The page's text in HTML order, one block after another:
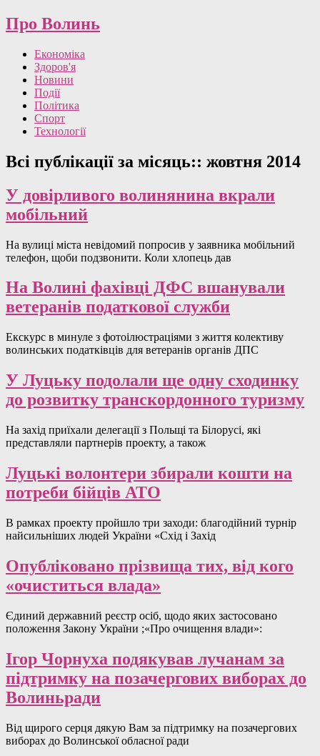
Про Волинь
Економіка
Здоров'я
Новини
Події
Політика
Спорт
Технології
Всі публікації за місяць:: жовтня 2014
У довірливого волинянина вкрали
мобільний
На вулиці міста невідомий попросив у заявника мобільний
телефон, щоби подзвонити. Коли хлопець дав
На Волині фахівці ДФС вшанували
ветеранів податкової служби
Екскурс в минуле з фотоілюстраціями з життя колективу
волинських податківців для ветеранів органів ДПС
У Луцьку подолали ще одну сходинку
до розвитку транскордонного туризму
На захід приїхали делегації з Польщі та Білорусі, які
представляли партнерів проекту, а також
Луцькі волонтери збирали кошти на
потреби бійців АТО
В рамках проекту пройшло три заходи: благодійний турнір
найсильніших людей України «Схід і Захід
Опубліковано прізвища тих, від кого
«очиститься влада»
Єдиний державний реєстр осіб, щодо яких застосовано
положення Закону України ;«Про очищення влади»:
Ігор Чорнуха подякував лучанам за
підтримку на позачергових виборах до
Волиньради
Від щирого серця дякую Вам за підтримку на позачергових
виборах до Волинської обласної ради